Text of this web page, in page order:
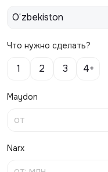
O‘zbekiston
Что нужно сделать?
1 2 3 4+
Maydon
Narx